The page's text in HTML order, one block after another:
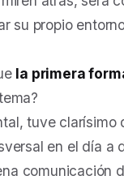
su propio
la primera
tuve
en el día a
comunicación